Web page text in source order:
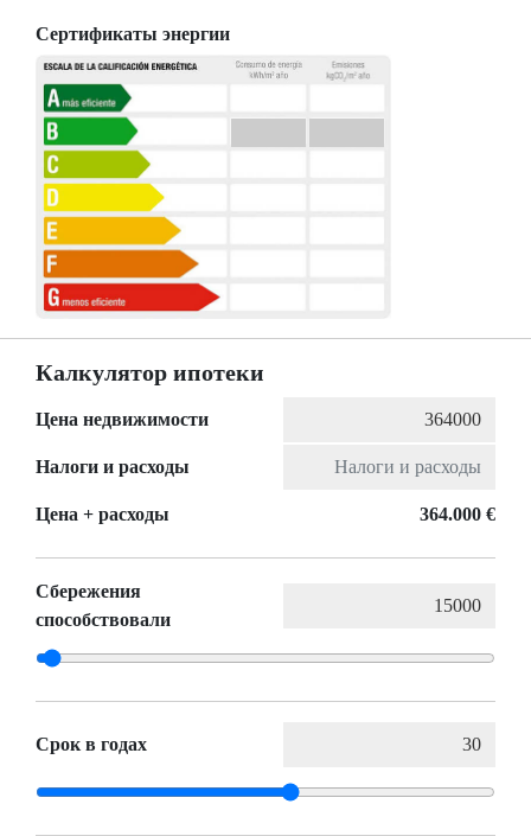
Сертификаты энергии
Калкулятор ипотеки
Цена недвижимости
Налоги и расходы
Цена + расходы 364.000 €
Сбережения
способствовали
Срок в годах